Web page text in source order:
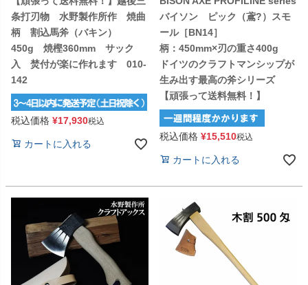
条打刃物 水野製作所作 焼曲
柄 割込馬斧（バキン）
450g 焼樫360mm サック
入 焚付が楽に作れます 010-
142
税込価格 ¥17,930税込
カートに入れる
バイソン ピック（鳶?）スモ
ール［BN14］
柄：450mm×刃の重さ400g
ドイツのクラフトマンシップが
生み出す最高の斧シリーズ
【頑張って送料無料！】
税込価格 ¥15,510税込
カートに入れる